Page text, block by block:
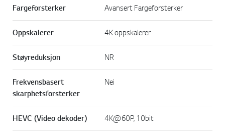
Fargeforsterker Avansert Fargeforsterker
Oppskalerer 4K oppskalerer
Støyreduksjon NR
Frekvensbasert
skarphetsforsterker
Nei
HEVC (Video dekoder) 4K@60P, 10bit